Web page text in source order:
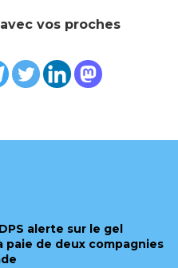
vos proches
alerte sur le gel
paie de deux compagnies